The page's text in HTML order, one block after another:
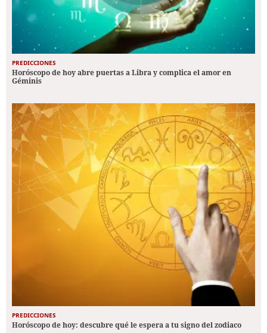
PREDICCIONES
Horóscopo de hoy abre puertas a Libra y complica el amor en
Géminis
PREDICCIONES
Horóscopo de hoy: descubre qué le espera a tu signo del zodiaco